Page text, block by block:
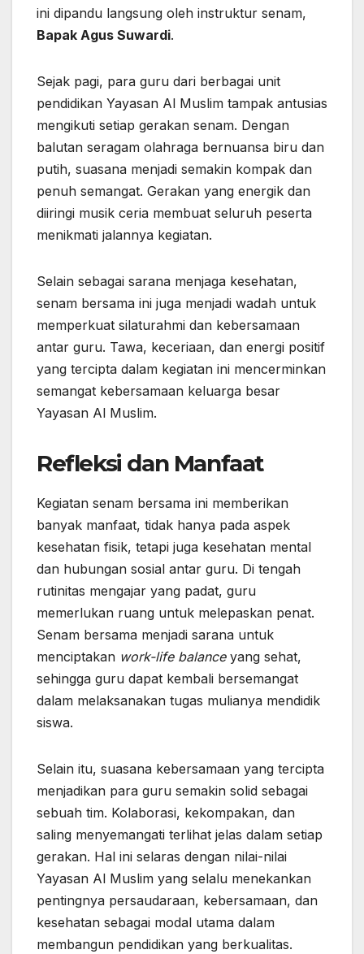
ini dipandu langsung oleh instruktur senam,
Bapak Agus Suwardi.
Sejak pagi, para guru dari berbagai unit
pendidikan Yayasan Al Muslim tampak antusias
mengikuti setiap gerakan senam. Dengan
balutan seragam olahraga bernuansa biru dan
putih, suasana menjadi semakin kompak dan
penuh semangat. Gerakan yang energik dan
diiringi musik ceria membuat seluruh peserta
menikmati jalannya kegiatan.
Selain sebagai sarana menjaga kesehatan,
senam bersama ini juga menjadi wadah untuk
memperkuat silaturahmi dan kebersamaan
antar guru. Tawa, keceriaan, dan energi positif
yang tercipta dalam kegiatan ini mencerminkan
semangat kebersamaan keluarga besar
Yayasan Al Muslim.
Refleksi dan Manfaat
Kegiatan senam bersama ini memberikan
banyak manfaat, tidak hanya pada aspek
kesehatan fisik, tetapi juga kesehatan mental
dan hubungan sosial antar guru. Di tengah
rutinitas mengajar yang padat, guru
memerlukan ruang untuk melepaskan penat.
Senam bersama menjadi sarana untuk
menciptakan work-life balanceyang sehat,
sehingga guru dapat kembali bersemangat
dalam melaksanakan tugas mulianya mendidik
siswa.
Selain itu, suasana kebersamaan yang tercipta
menjadikan para guru semakin solid sebagai
sebuah tim. Kolaborasi, kekompakan, dan
saling menyemangati terlihat jelas dalam setiap
gerakan. Hal ini selaras dengan nilai-nilai
Yayasan Al Muslim yang selalu menekankan
pentingnya persaudaraan, kebersamaan, dan
kesehatan sebagai modal utama dalam
membangun pendidikan yang berkualitas.